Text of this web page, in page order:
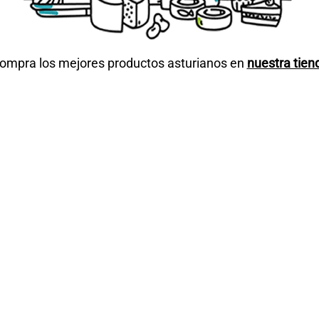
los mejores productos asturianos en nuestra